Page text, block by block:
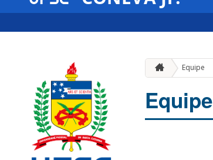
Equipe
Equipe